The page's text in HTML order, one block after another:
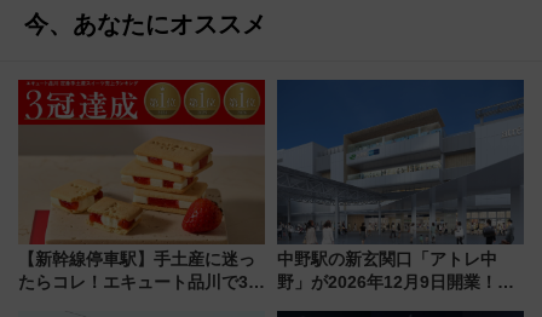
今、あなたにオススメ
【新幹線停車駅】手土産に迷っ
たらコレ！エキュート品川で3年
中野駅の新玄関口「アトレ中
野」が2026年12月9日開業！新